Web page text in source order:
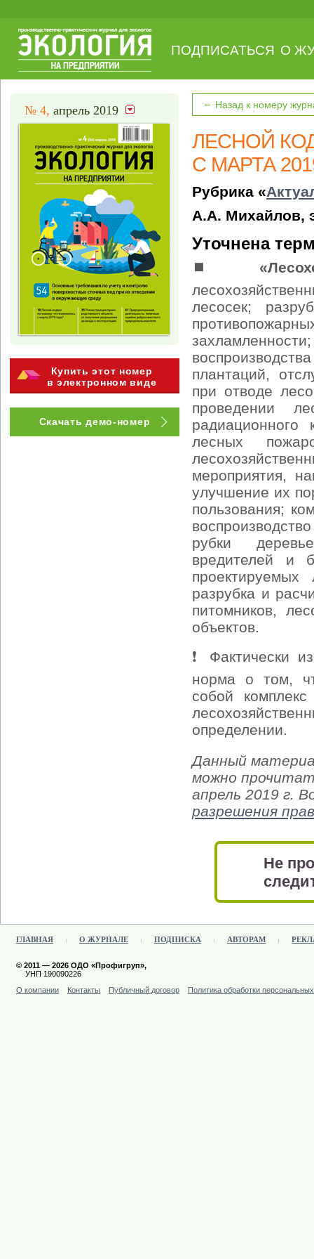
ПОДПИСАТЬСЯ О
№ 4, апрель 2019
Купить этот номер
в электронном виде
Скачать демо-номер
← Назад к номеру
ЛЕСНОЙ
С МАРТА
Рубрика «
А.А. Михайлов,
Уточнена
⏹
лесосек;
плантаций,
при отводе
проведении
лесных
мероприятия,
улучшение их
пользования;
рубки
вредителей и
разрубка и
питомников,
объектов.
❗ Фактически
норма о том,
собой
определении.
Данный
можно
апрель 2019 г.
разрешения
Не
ГЛАВНАЯ О ЖУРНАЛЕ ПОДПИСКА АВТОРАМ
© 2011 — 2026 ОДО «Профигруп»,
УНП 190090226
О компании
Контакты Публичный договор Политика обработки